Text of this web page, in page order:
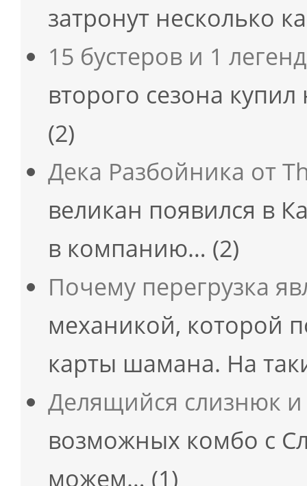
затронут несколько
15 бустеров и 1
второго сезона
(2)
Дека Разбойника от
великан появился в
в компанию… (2)
Почему перегрузка
механикой, которой
карты шамана. На
Делящийся слизнюк
возможных комбо с
можем… (1)